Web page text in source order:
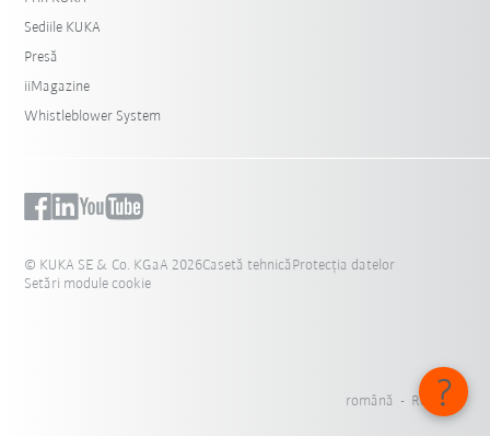
Sediile KUKA
Presă
iiMagazine
Whistleblower System
© KUKA SE & Co. KGaA 2026Casetă tehnică Protecția datelor
Setări module cookie
română - România